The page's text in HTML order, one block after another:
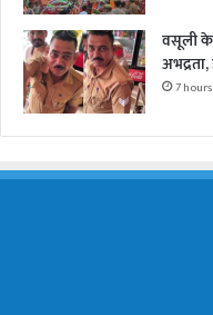
वसूली के
7